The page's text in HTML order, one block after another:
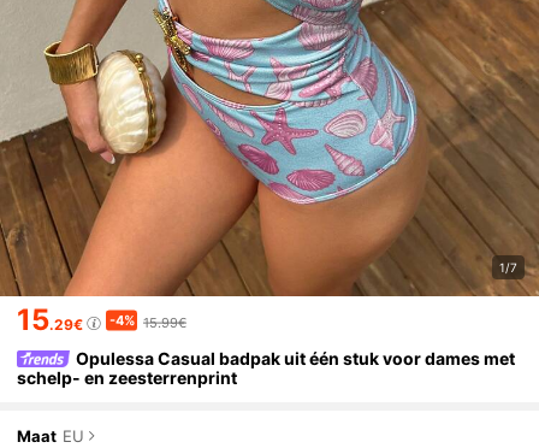
1/7
15.29€ -4% 15.99€
Opulessa Casual badpak uit één stuk voor dames met
schelp- en zeesterrenprint
Maat EU